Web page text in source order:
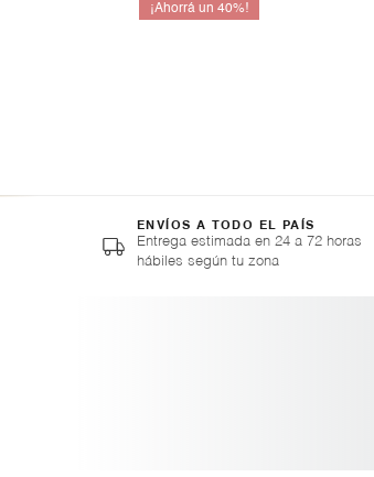
40
ENVÍOS A TODO EL PAÍS
Entrega estimada en 24 a 72 horas
hábiles según tu zona